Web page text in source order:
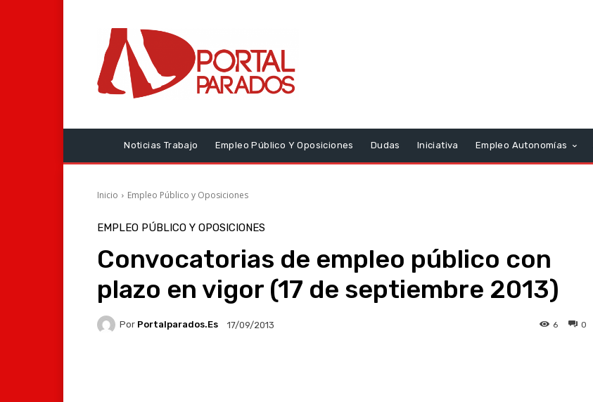
Noticias Trabajo Empleo Público Y Oposiciones Dudas Iniciativa Empleo Autonomías
Inicio Empleo Público y Oposiciones
EMPLEO PÚBLICO Y OPOSICIONES
Convocatorias de empleo público con
plazo en vigor (17 de septiembre 2013)
Por Portalparados.es 17/09/2013 0
6